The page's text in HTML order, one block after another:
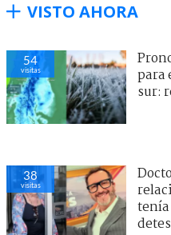
VISTO AHORA
54
visitas
para
sur:
38
visitas